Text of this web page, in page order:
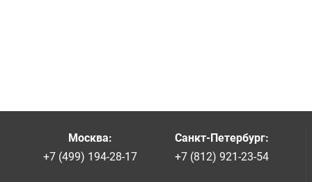
Москва:
+7 (499) 194-28-17
Санкт-Петербург:
+7 (812) 921-23-54